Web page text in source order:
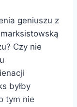
geniuszu z
Czy nie
byłby
tym nie